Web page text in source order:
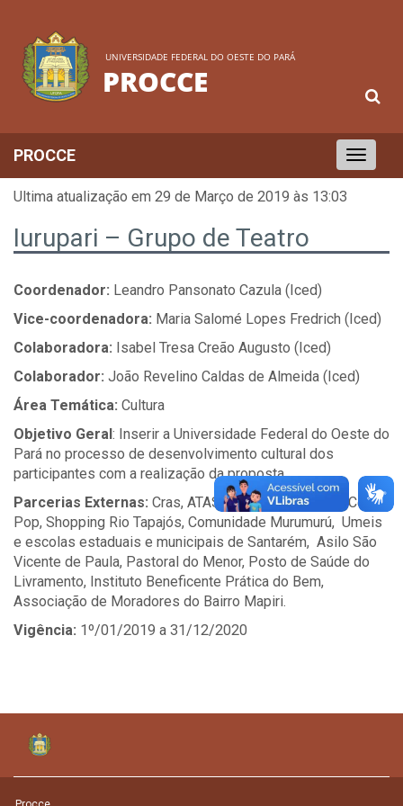
UNIVERSIDADE FEDERAL DO OESTE DO PARÁ
PROCCE
Toggle
navigation
PROCCE
Ultima atualização em 29 de Março de 2019 às 13:03
Iurupari – Grupo de Teatro
Coordenador: Leandro Pansonato Cazula (Iced)
Vice-coordenadora: Maria Salomé Lopes Fredrich (Iced)
Colaboradora: Isabel Tresa Creão Augusto (Iced)
Colaborador: João Revelino Caldas de Almeida (Iced)
Área Temática: Cultura
Objetivo Geral: Inserir a Universidade Federal do Oeste do
Pará no processo de desenvolvimento cultural dos
participantes com a realização da proposta.
Parcerias Externas: Cras, ATAS, Secult, TV Tapajós, Centro
Pop, Shopping Rio Tapajós, Comunidade Murumurú, Umeis
e escolas estaduais e municipais de Santarém, Asilo São
Vicente de Paula, Pastoral do Menor, Posto de Saúde do
Livramento, Instituto Beneficente Prática do Bem,
Associação de Moradores do Bairro Mapiri.
Vigência: 1º/01/2019 a 31/12/2020